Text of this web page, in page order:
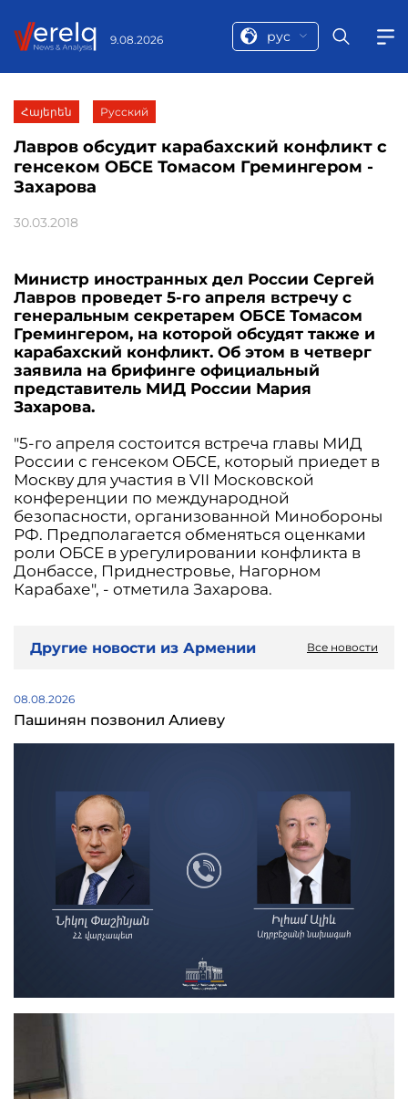
9.08.2026 рус
Հայերեն Русский
Лавров обсудит карабахский конфликт с
генсеком ОБСЕ Томасом Гремингером -
Захарова
30.03.2018
Министр иностранных дел России Сергей
Лавров проведет 5-го апреля встречу с
генеральным секретарем ОБСЕ Томасом
Гремингером, на которой обсудят также и
карабахский конфликт. Об этом в четверг
заявила на брифинге официальный
представитель МИД России Мария
Захарова.
"5-го апреля состоится встреча главы МИД
России с генсеком ОБСЕ, который приедет в
Москву для участия в VII Московской
конференции по международной
безопасности, организованной Минобороны
РФ. Предполагается обменяться оценками
роли ОБСЕ в урегулировании конфликта в
Донбассе, Приднестровье, Нагорном
Карабахе", - отметила Захарова.
Другие новости из Армении Все новости
08.08.2026
Пашинян позвонил Алиеву